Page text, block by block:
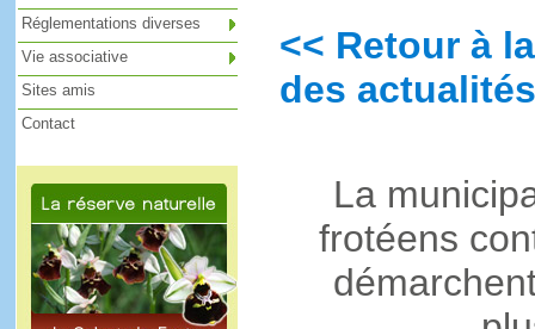
<< Retour à
des
La
frotéens
Réglementations diverses
Vie associative
Sites amis
Contact